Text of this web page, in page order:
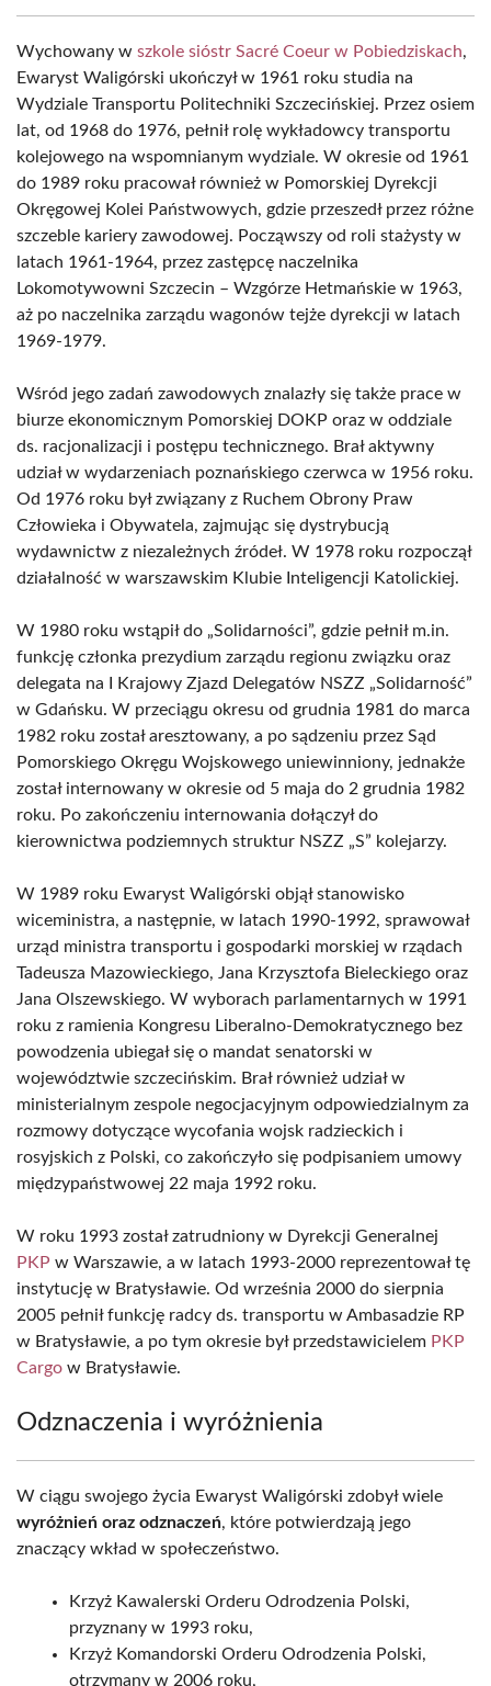
Wychowany w szkole sióstr Sacré Coeur w Pobiedziskach,
Ewaryst Waligórski ukończył w 1961 roku studia na
Wydziale Transportu Politechniki Szczecińskiej. Przez osiem
lat, od 1968 do 1976, pełnił rolę wykładowcy transportu
kolejowego na wspomnianym wydziale. W okresie od 1961
do 1989 roku pracował również w Pomorskiej Dyrekcji
Okręgowej Kolei Państwowych, gdzie przeszedł przez różne
szczeble kariery zawodowej. Począwszy od roli stażysty w
latach 1961-1964, przez zastępcę naczelnika
Lokomotywowni Szczecin – Wzgórze Hetmańskie w 1963,
aż po naczelnika zarządu wagonów tejże dyrekcji w latach
1969-1979.
Wśród jego zadań zawodowych znalazły się także prace w
biurze ekonomicznym Pomorskiej DOKP oraz w oddziale
ds. racjonalizacji i postępu technicznego. Brał aktywny
udział w wydarzeniach poznańskiego czerwca w 1956 roku.
Od 1976 roku był związany z Ruchem Obrony Praw
Człowieka i Obywatela, zajmując się dystrybucją
wydawnictw z niezależnych źródeł. W 1978 roku rozpoczął
działalność w warszawskim Klubie Inteligencji Katolickiej.
W 1980 roku wstąpił do „Solidarności”, gdzie pełnił m.in.
funkcję członka prezydium zarządu regionu związku oraz
delegata na I Krajowy Zjazd Delegatów NSZZ „Solidarność”
w Gdańsku. W przeciągu okresu od grudnia 1981 do marca
1982 roku został aresztowany, a po sądzeniu przez Sąd
Pomorskiego Okręgu Wojskowego uniewinniony, jednakże
został internowany w okresie od 5 maja do 2 grudnia 1982
roku. Po zakończeniu internowania dołączył do
kierownictwa podziemnych struktur NSZZ „S” kolejarzy.
W 1989 roku Ewaryst Waligórski objął stanowisko
wiceministra, a następnie, w latach 1990-1992, sprawował
urząd ministra transportu i gospodarki morskiej w rządach
Tadeusza Mazowieckiego, Jana Krzysztofa Bieleckiego oraz
Jana Olszewskiego. W wyborach parlamentarnych w 1991
roku z ramienia Kongresu Liberalno-Demokratycznego bez
powodzenia ubiegał się o mandat senatorski w
województwie szczecińskim. Brał również udział w
ministerialnym zespole negocjacyjnym odpowiedzialnym za
rozmowy dotyczące wycofania wojsk radzieckich i
rosyjskich z Polski, co zakończyło się podpisaniem umowy
międzypaństwowej 22 maja 1992 roku.
W roku 1993 został zatrudniony w Dyrekcji Generalnej
PKP w Warszawie, a w latach 1993-2000 reprezentował tę
instytucję w Bratysławie. Od września 2000 do sierpnia
2005 pełnił funkcję radcy ds. transportu w Ambasadzie RP
w Bratysławie, a po tym okresie był przedstawicielem PKP
Cargo w Bratysławie.
Odznaczenia i wyróżnienia
W ciągu swojego życia Ewaryst Waligórski zdobył wiele
wyróżnień oraz odznaczeń, które potwierdzają jego
znaczący wkład w społeczeństwo.
Krzyż Kawalerski Orderu Odrodzenia Polski,
przyznany w 1993 roku,
Krzyż Komandorski Orderu Odrodzenia Polski,
otrzymany w 2006 roku,